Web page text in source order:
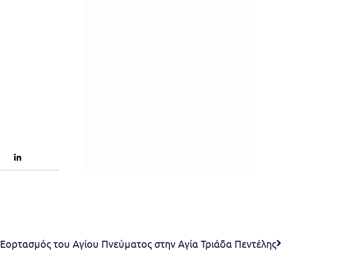
Εορτασμός του Αγίου Πνεύματος στην Αγία Τριάδα Πεντέλης